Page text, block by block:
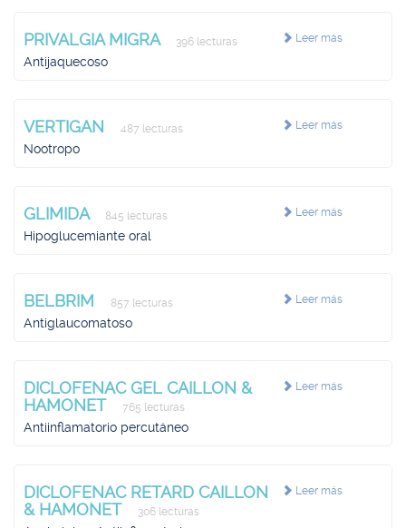
Leer más
PRIVALGIA MIGRA 396 lecturas
Antijaquecoso
Leer más
VERTIGAN 487 lecturas
Nootropo
Leer más
GLIMIDA 845 lecturas
Hipoglucemiante oral
Leer más
BELBRIM 857 lecturas
Antiglaucomatoso
Leer más
DICLOFENAC GEL CAILLON &
HAMONET
765 lecturas
Antiinflamatorio percutáneo
Leer más
DICLOFENAC RETARD CAILLON
& HAMONET
306 lecturas